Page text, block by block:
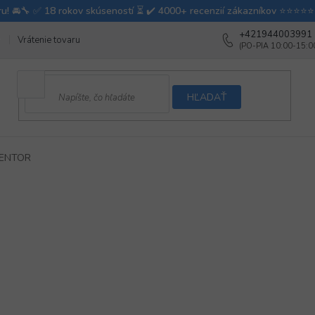
Vrátenie tovaru Ako balíme v
+421944003991
HĽADAŤ